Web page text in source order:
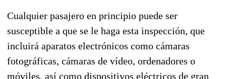
Cualquier pasajero en principio puede ser
susceptible a que se le haga esta inspección, que
incluirá aparatos electrónicos como cámaras
fotográficas, cámaras de vídeo, ordenadores o
móviles, así como dispositivos eléctricos de gran